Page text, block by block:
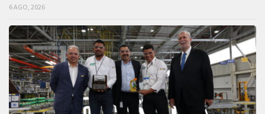
6 AGO, 2026